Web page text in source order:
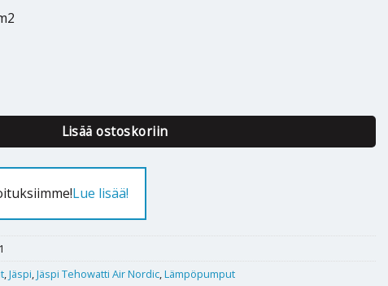
Tehowatti Air Nordic 8kW 1-V määrä
Lisää ostoskoriin
Lue lisää!
,Jäspi,Jäspi Tehowatti Air Nordic,Lämpöpumput